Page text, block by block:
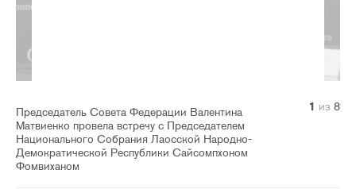
Председатель Совета Федерации Валентина
Матвиенко провела встречу с Председателем
Национального Собрания Лаосской Народно-
Демократической Республики Сайсомпхоном
Фомвиханом
1 из 8
2 из 8
3 из 8
4 из 8
5 из 8
6 из 8
7 из 8
8 из 8